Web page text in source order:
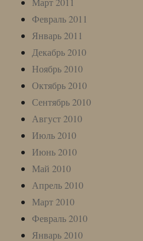
Февраль 2011
Январь 2011
Декабрь 2010
Ноябрь 2010
Октябрь 2010
Сентябрь 2010
Август 2010
Июль 2010
Июнь 2010
Май 2010
Апрель 2010
Март 2010
Февраль 2010
Январь 2010